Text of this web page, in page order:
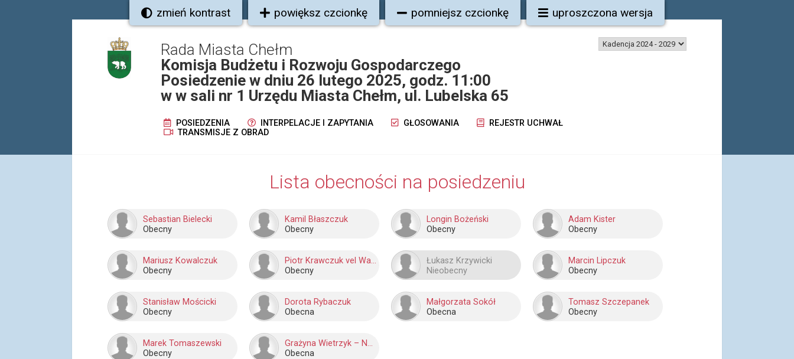
zmień kontrast powiększ czcionkę pomniejsz czcionkę uproszczona wersja
Rada Miasta Chełm
Komisja Budżetu i Rozwoju Gospodarczego
Posiedzenie w dniu 26 lutego 2025, godz. 11:00
w w sali nr 1 Urzędu Miasta Chełm, ul. Lubelska 65
POSIEDZENIA INTERPELACJE I ZAPYTANIA GŁOSOWANIA
REJESTR UCHWAŁ
TRANSMISJE Z OBRAD
Lista obecności na posiedzeniu
Sebastian Bielecki
Obecny
Kamil Błaszczuk
Obecny
Longin Bożeński
Obecny
Adam Kister
Obecny
Mariusz Kowalczuk
Obecny
Piotr Krawczuk vel Walczuk
Obecny
Łukasz Krzywicki
Nieobecny
Marcin Lipczuk
Obecny
Stanisław Mościcki
Obecny
Dorota Rybaczuk
Obecna
Małgorzata Sokół
Obecna
Tomasz Szczepanek
Obecny
Marek Tomaszewski
Obecny
Grażyna Wietrzyk – Neckier
Obecna